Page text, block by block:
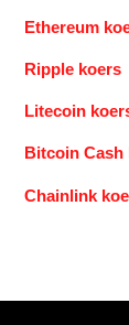
Ethereum
Ripple koers
Litecoin
Bitcoin Cash
Chainlink